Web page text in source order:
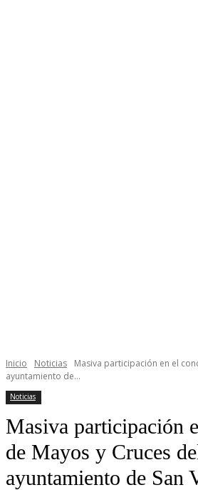
Inicio Noticias
Masiva participación en el
ayuntamiento de...
Noticias
Masiva participación
de Mayos y Cruces
ayuntamiento de San